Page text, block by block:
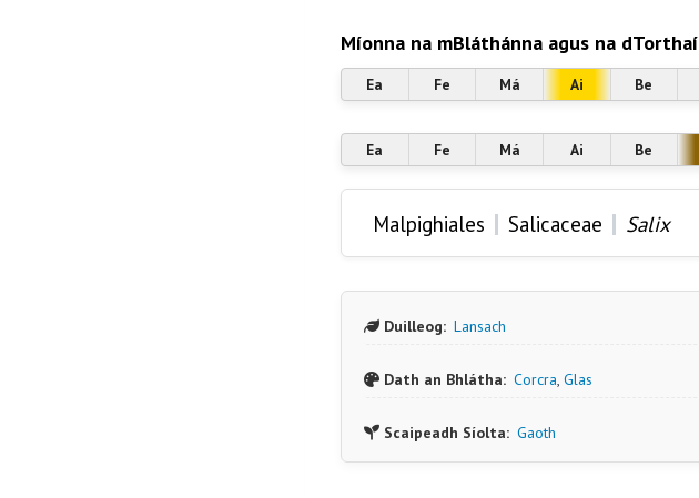
Míonna na mBláthánna agus na dTorthaí
Ea Fe Má Ai Be
Ea Fe Má Ai Be
Malpighiales | Salicaceae | Salix
Duilleog: Lansach
Dath an Bhlátha: Corcra, Glas
Scaipeadh Síolta: Gaoth